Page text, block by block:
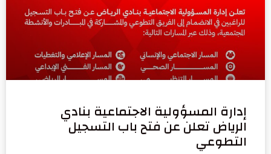
إدارة المسؤولية الاجتماعية بنادي
الرياض تعلن عن فتح باب التسجيل
التطوعي